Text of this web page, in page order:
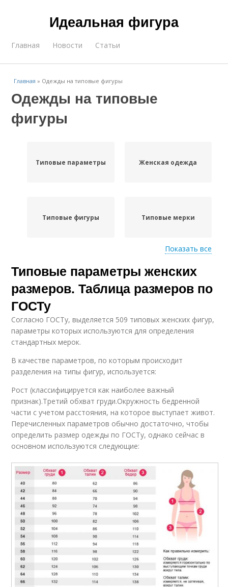
Идеальная фигура
Главная Новости Статьи
Главная » Одежды на типовые фигуры
Одежды на типовые
фигуры
Типовые параметры Женская одежда
Типовые фигуры Типовые мерки
Женская фигура
Мерки на условно-
типовую фигуру
Показать все
Типовые параметры женских
размеров. Таблица размеров по
ГОСТу
Согласно ГОСТу, выделяется 509 типовых женских фигур,
параметры которых используются для определения
стандартных мерок.
В качестве параметров, по которым происходит
разделения на типы фигур, используется:
Рост (классифицируется как наиболее важный
признак).Третий обхват груди.Окружность бедренной
части с учетом расстояния, на которое выступает живот.
Перечисленных параметров обычно достаточно, чтобы
определить размер одежды по ГОСТу, однако сейчас в
основном используются следующие: